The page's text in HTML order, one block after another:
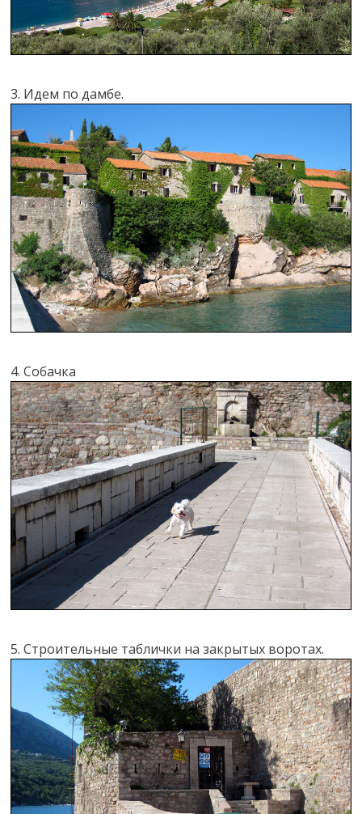
3. Идем по дамбе.
4. Собачка
5. Строительные таблички на закрытых воротах.